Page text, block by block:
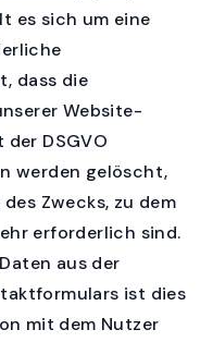
es sich um eine
dass die
Website-
DSGVO
werden gelöscht,
Zwecks, zu dem
erforderlich sind.
aus der
ist dies
mit dem Nutzer